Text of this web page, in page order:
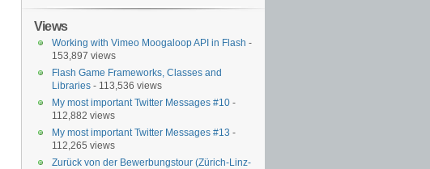
Views
Working with Vimeo Moogaloop API in Flash -
153,897 views
Flash Game Frameworks, Classes and
Libraries - 113,536 views
My most important Twitter Messages #10 -
112,882 views
My most important Twitter Messages #13 -
112,265 views
Zurück von der Bewerbungstour (Zürich-Linz-